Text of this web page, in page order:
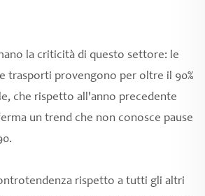
la criticità di questo settore: le
trasporti provengono per oltre il 90%
che rispetto all'anno precedente
un trend che non conosce pause
rispetto a tutti gli altri